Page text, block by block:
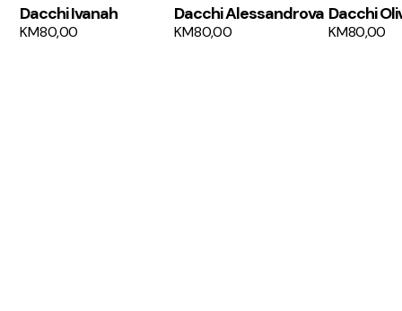
Dacchi Ivanah
KM80,00
Dacchi Alessandrova
KM80,00
Dacchi
KM80,00